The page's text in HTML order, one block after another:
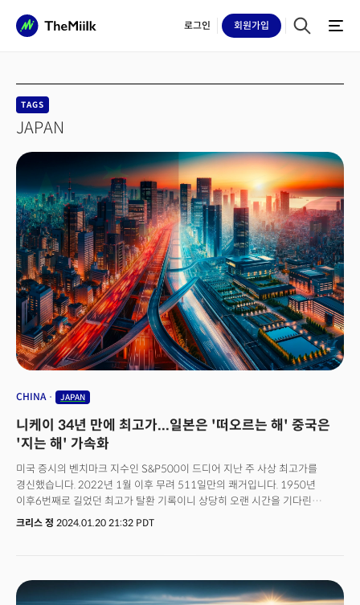
로그인 회원가입
TAGS
JAPAN
CHINA JAPAN
니케이 34년 만에 최고가...일본은 '떠오르는 해' 중국은
'지는 해' 가속화
미국 증시의 벤치마크 지수인 S&P500이 드디어 지난 주 사상 최고가를
경신했습니다. 2022년 1월 이후 무려 511일만의 쾌거입니다. 1950년
이후6번째로 길었던 최고가 탈환 기록이니 상당히 오랜 시간을 기다린
셈입니다. 최고가 경신을 이끈 시장의 일등공신은 반도체였습니다. 반도체는
반도체 재고의 증가를 초래했습니다. 반도체 공급망을 둘러싼 각국의 열기
역시 공급이 수요를 압도하게 만든 이유가 됐습니다. 세계 최대의 반도체
크리스 정 2024.01.20 21:32 PDT